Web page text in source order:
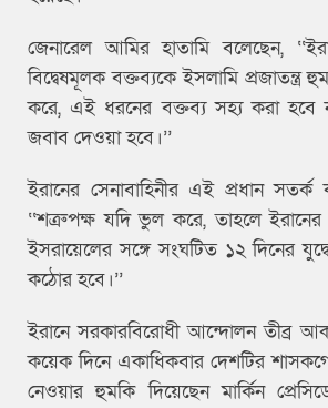
জেনারেল আমির হাতামি বলেছেন,
বিদ্বেষমূলক বক্তব্যকে ইসলামি প্রজাতন্ত্র
করে, এই ধরনের বক্তব্য সহ্য করা
জবাব দেওয়া হবে।’’
ইরানের সেনাবাহিনীর এই প্রধান
‘‘শত্রুপক্ষ যদি ভুল করে, তাহলে ইরানের
ইসরায়েলের সঙ্গে সংঘটিত ১২ দিনের
কঠোর হবে।’’
ইরানে সরকারবিরোধী আন্দোলন তীব্র
কয়েক দিনে একাধিকবার দেশটির
নেওয়ার হুমকি দিয়েছেন মার্কিন